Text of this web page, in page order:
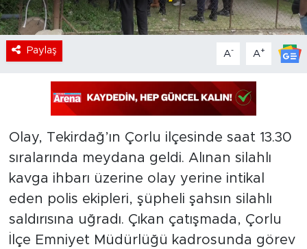
Paylaş A- A+
Olay, Tekirdağ’ın Çorlu ilçesinde saat 13.30
sıralarında meydana geldi. Alınan silahlı
kavga ihbarı üzerine olay yerine intikal
eden polis ekipleri, şüpheli şahsın silahlı
saldırısına uğradı. Çıkan çatışmada, Çorlu
İlçe Emniyet Müdürlüğü kadrosunda görev